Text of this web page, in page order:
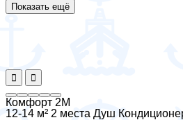
Показать ещё
Комфорт 2М
12-14 м² 2 места Душ